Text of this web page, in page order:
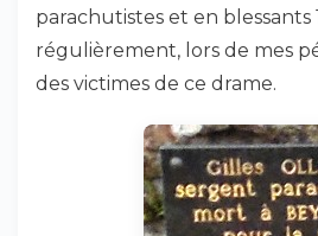
parachutistes et en blessants
régulièrement, lors de mes
des victimes de ce drame.